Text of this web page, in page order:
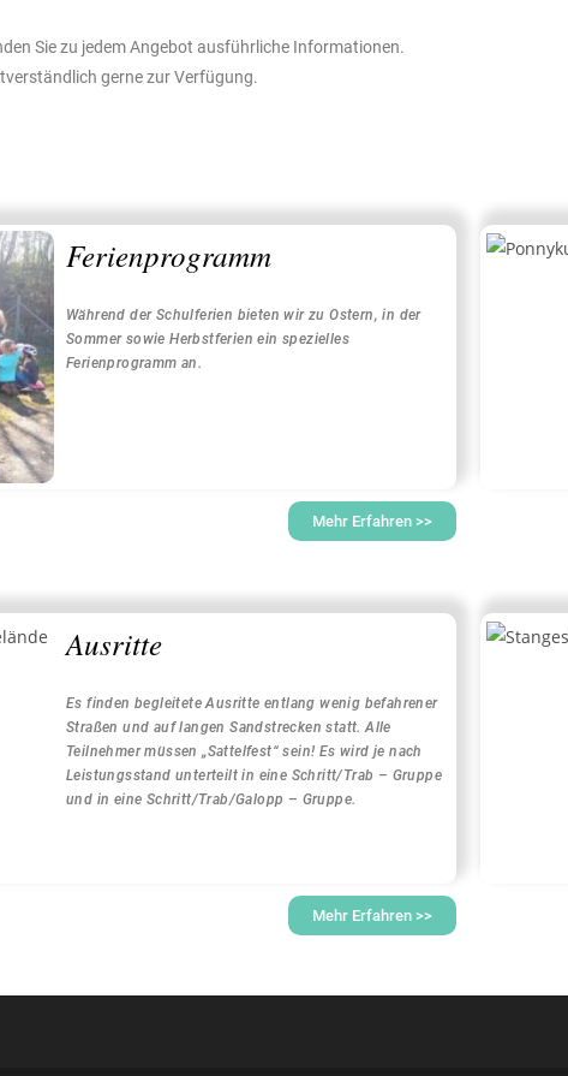
Sie zu jedem Angebot ausführliche Informationen.
gerne zur Verfügung.
Ferienprogramm
Während der Schulferien bieten wir zu Ostern, in der
Sommer sowie Herbstferien ein spezielles
Ferienprogramm an.
Mehr Erfahren >>
Ausritte
Es finden begleitete Ausritte entlang wenig befahrener
Straßen und auf langen Sandstrecken statt. Alle
Teilnehmer müssen „Sattelfest“ sein! Es wird je nach
Leistungsstand unterteilt in eine Schritt/Trab – Gruppe
und in eine Schritt/Trab/Galopp – Gruppe.
Mehr Erfahren >>